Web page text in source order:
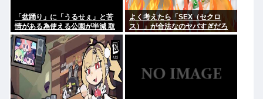
「盆踊り」に「うるせぇ」と苦
情がある為使える公園が半減 取
材ではうるさいと答える住民は
おらず こどおじみたいのが電話
してんだろな
よく考えたら「SEX（セクロ
ス）」が合法なのヤバすぎだろ